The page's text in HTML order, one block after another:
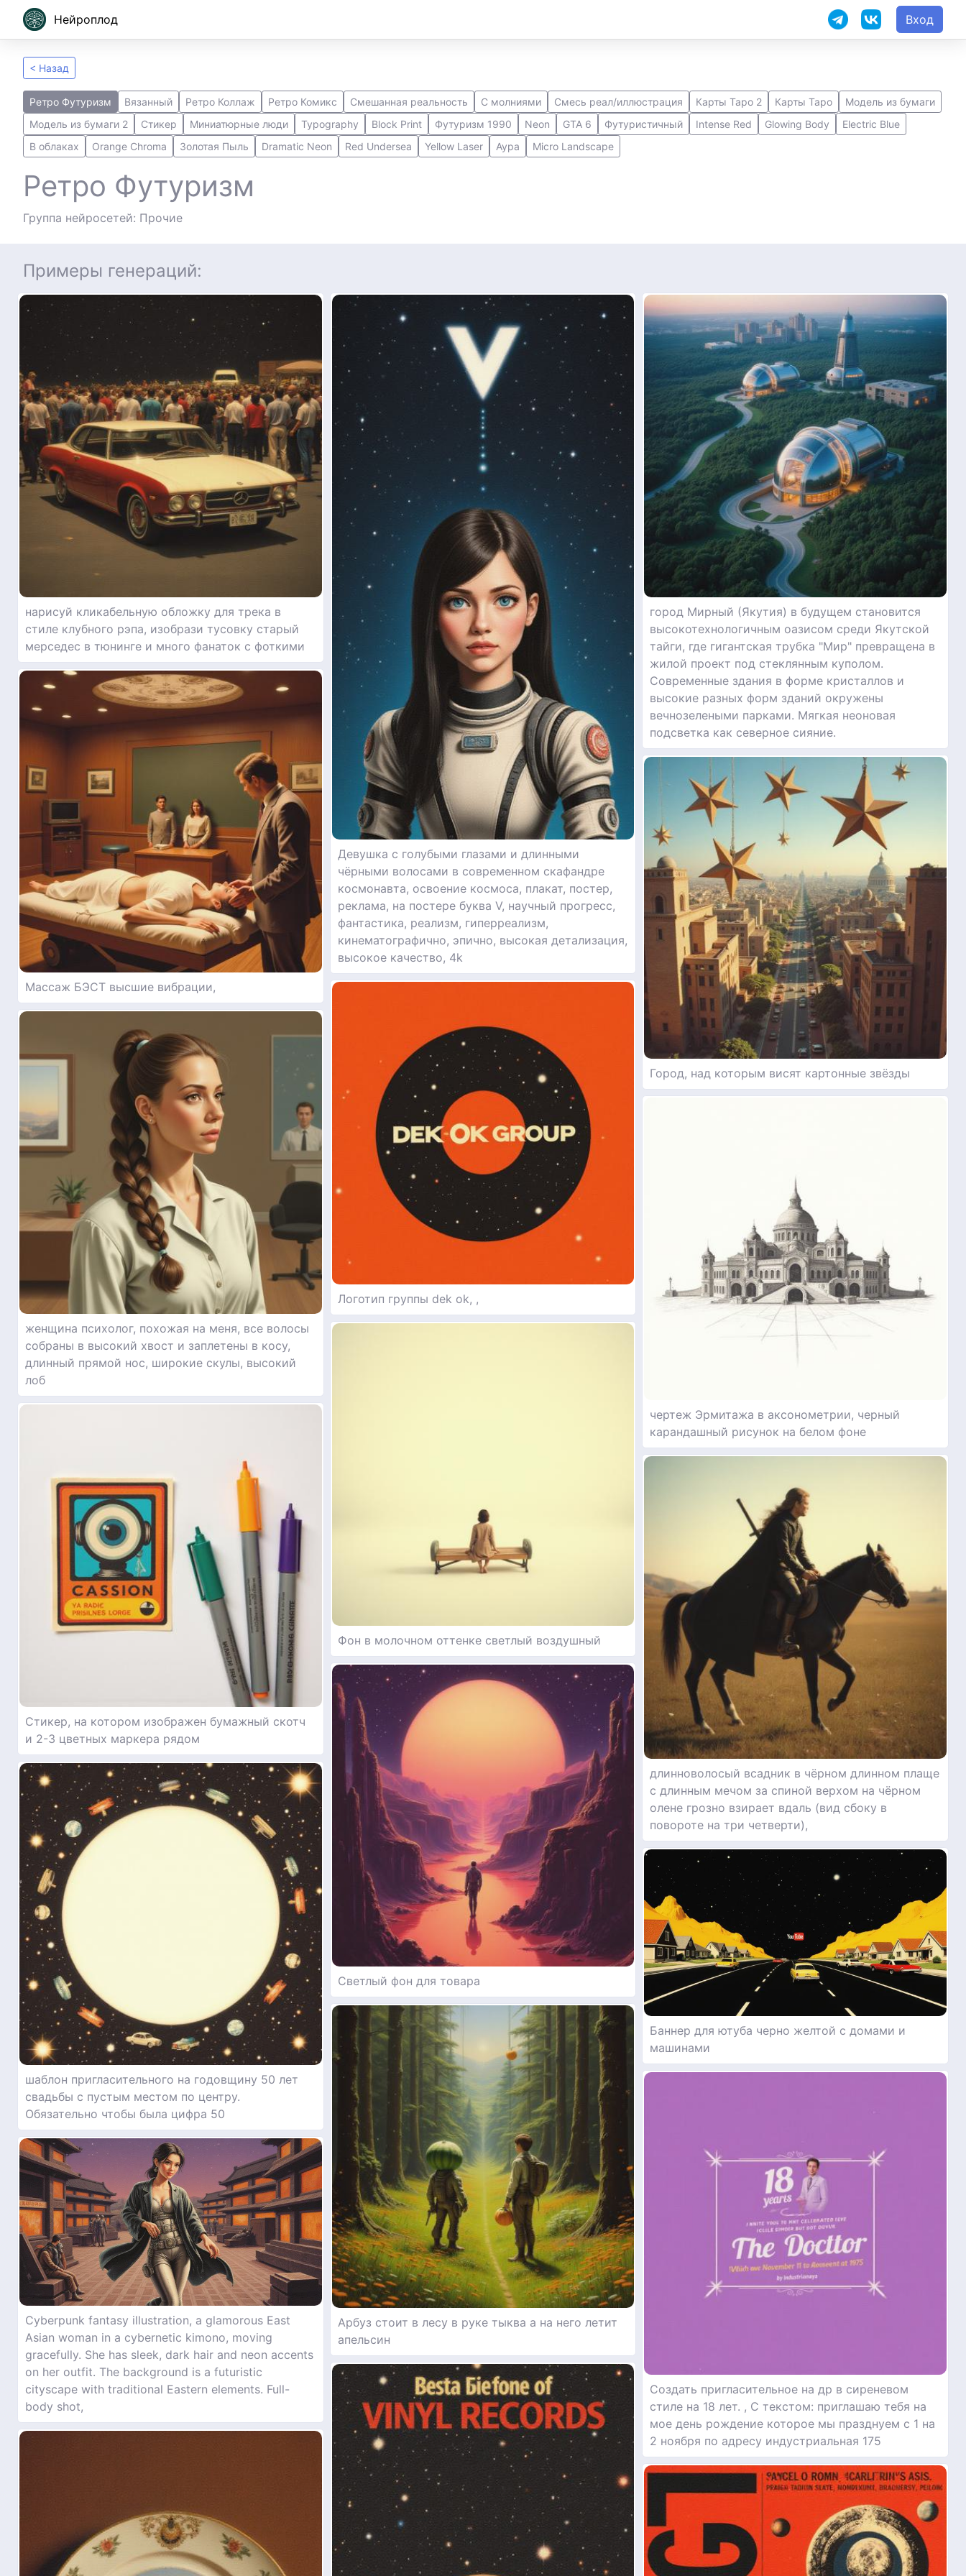
Нейроплод Вход
< Назад
Ретро Футуризм Вязанный Ретро Коллаж Ретро Комикс Смешанная реальность С молниями Смесь реал/иллюстрация Карты Таро 2 Карты Таро
Модель из бумаги
Модель из бумаги 2
Стикер Миниатюрные люди Typography Block Print Футуризм 1990 Neon GTA 6 Футуристичный Intense Red Glowing Body
Electric Blue
В облаках
Orange Chroma Золотая Пыль Dramatic Neon Red Undersea Yellow Laser Аура Micro Landscape
Ретро Футуризм
Группа нейросетей: Прочие
Примеры генераций:
нарисуй кликабельную обложку для трека в
стиле клубного рэпа, изобрази тусовку старый
мерседес в тюнинге и много фанаток с фоткими
Массаж БЭСТ высшие вибрации,
женщина психолог, похожая на меня, все волосы
собраны в высокий хвост и заплетены в косу,
длинный прямой нос, широкие скулы, высокий
лоб
Стикер, на котором изображен бумажный скотч
и 2-3 цветных маркера рядом
шаблон пригласительного на годовщину 50 лет
свадьбы с пустым местом по центру.
Обязательно чтобы была цифра 50
Cyberpunk fantasy illustration, a glamorous East
Asian woman in a cybernetic kimono, moving
gracefully. She has sleek, dark hair and neon accents
on her outfit. The background is a futuristic
cityscape with traditional Eastern elements. Full-
body shot,
Девушка с голубыми глазами и длинными
чёрными волосами в современном скафандре
космонавта, освоение космоса, плакат, постер,
реклама, на постере буква V, научный прогресс,
фантастика, реализм, гиперреализм,
кинематографично, эпично, высокая детализация,
высокое качество, 4k
Логотип группы dek ok, ,
Фон в молочном оттенке светлый воздушный
Светлый фон для товара
Арбуз стоит в лесу в руке тыква а на него летит
апельсин
город Мирный (Якутия) в будущем становится
высокотехнологичным оазисом среди Якутской
тайги, где гигантская трубка "Мир" превращена в
жилой проект под стеклянным куполом.
Современные здания в форме кристаллов и
высокие разных форм зданий окружены
вечнозелеными парками. Мягкая неоновая
подсветка как северное сияние.
Город, над которым висят картонные звёзды
чертеж Эрмитажа в аксонометрии, черный
карандашный рисунок на белом фоне
длинноволосый всадник в чёрном длинном плаще
с длинным мечом за спиной верхом на чёрном
олене грозно взирает вдаль (вид сбоку в
повороте на три четверти),
Баннер для ютуба черно желтой с домами и
машинами
Создать пригласительное на др в сиреневом
стиле на 18 лет. , С текстом: приглашаю тебя на
мое день рождение которое мы празднуем с 1 на
2 ноября по адресу индустриальная 175